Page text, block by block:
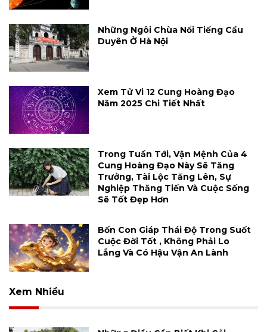
Những Ngôi Chùa Nổi Tiếng Cầu
Duyên Ở Hà Nội
Xem Tử Vi 12 Cung Hoàng Đạo
Năm 2025 Chi Tiết Nhất
Trong Tuần Tới, Vận Mệnh Của 4
Cung Hoàng Đạo Này Sẽ Tăng
Trưởng, Tài Lộc Tăng Lên, Sự
Nghiệp Thăng Tiến Và Cuộc Sống
Sẽ Tốt Đẹp Hơn
Bốn Con Giáp Thái Độ Trong Suốt
Cuộc Đời Tốt , Không Phải Lo
Lắng Và Có Hậu Vận An Lành
Xem Nhiều